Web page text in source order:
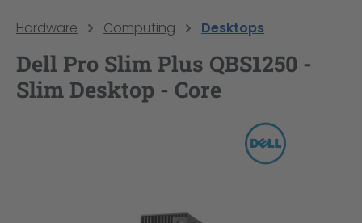
Hardware Computing Desktops
Dell Pro Slim Plus QBS1250 -
Slim Desktop - Core
Bildergalerie überspringen